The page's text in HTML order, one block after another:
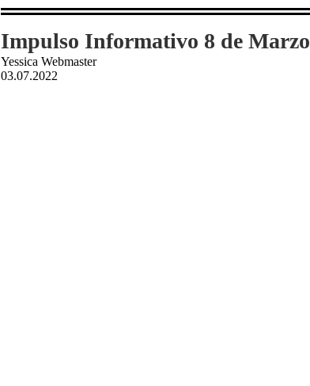
Impulso Informativo 8 de Marzo
Yessica Webmaster
03.07.2022